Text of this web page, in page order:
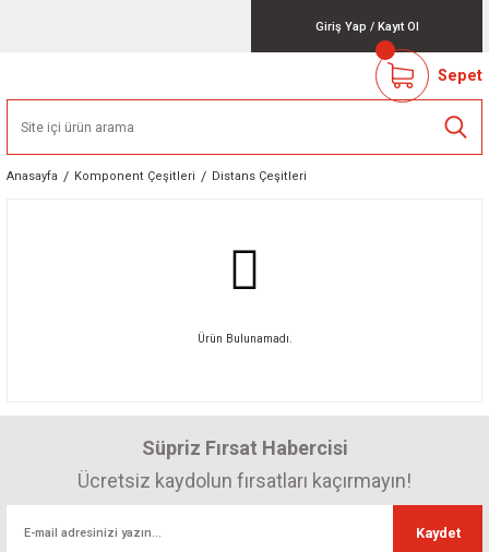
Giriş Yap / Kayıt Ol
Sepet
Anasayfa Komponent Çeşitleri Distans Çeşitleri
Ürün Bulunamadı.
Süpriz Fırsat Habercisi
Ücretsiz kaydolun fırsatları kaçırmayın!
Kaydet